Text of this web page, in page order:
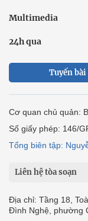
Multimedia
24h qua
Tuyến bài
Cơ quan chủ quản:
Số giấy phép: 146/
Tổng biên tập:
Liên hệ tòa soạn
Địa chỉ: Tầng 18,
Đình Nghệ, phường